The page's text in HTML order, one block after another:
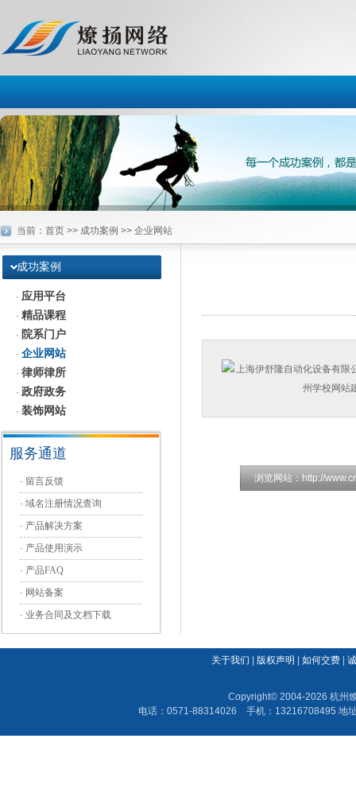
当前： 首页 >> 成功案例 >> 企业网站
成功案例
· 应用平台
· 精品课程
· 院系门户
· 企业网站
· 律师律所
· 政府政务
· 装饰网站
服务通道
· 留言反馈
· 域名注册情况查询
· 产品解决方案
· 产品使用演示
· 产品FAQ
· 网站备案
· 业务合同及文档下载
浏览网站： http://
关于我们 |版权声明 |如何交费 |
Copyright© 2004-2026 杭州
电话：0571-88314026 手机：13216708495 地